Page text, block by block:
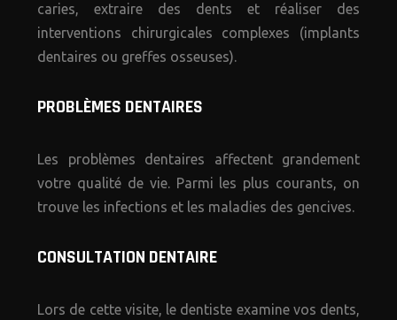
caries, extraire des dents et réaliser des
interventions chirurgicales complexes (implants
dentaires ou greffes osseuses).
PROBLÈMES DENTAIRES
Les problèmes dentaires affectent grandement
votre qualité de vie. Parmi les plus courants, on
trouve les infections et les maladies des gencives.
CONSULTATION DENTAIRE
Lors de cette visite, le dentiste examine vos dents,